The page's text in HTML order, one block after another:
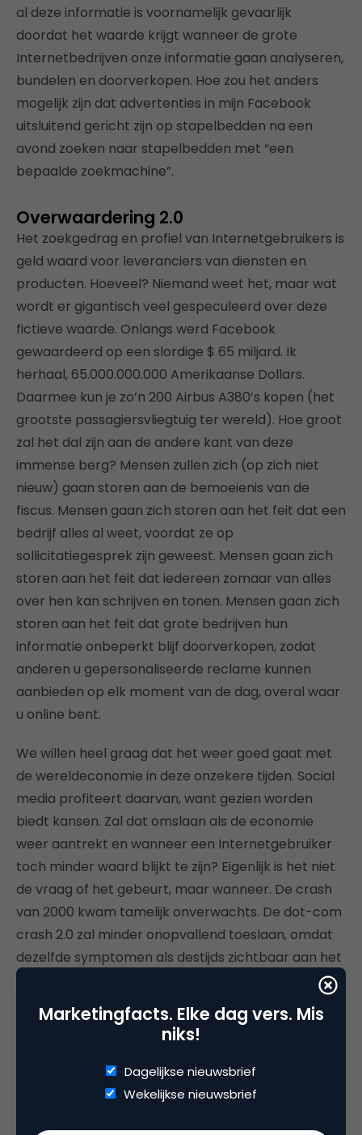
al deze informatie is voornamelijk gevaarlijk
doordat het waarde krijgt wanneer de grote
Internetbedrijven onze informatie gaan analyseren,
bundelen en doorverkopen. Hoe zou het anders
mogelijk zijn dat advertenties in mijn Facebook
uitsluitend gericht zijn op stapelbedden na een
avond zoeken naar stapelbedden met “een
bepaalde zoekmachine”.
Overwaardering 2.0
Het zoekgedrag en profiel van Internetgebruikers is
geld waard voor leveranciers van diensten en
producten. Hoeveel? Niemand weet het, maar wat
wordt er gigantisch veel gespeculeerd over deze
fictieve waarde. Onlangs werd Facebook
gewaardeerd op een slordige $ 65 miljard. Ik
herhaal, 65.000.000.000 Amerikaanse Dollars.
Daarmee kun je zo’n 200 Airbus A380’s kopen (het
grootste passagiersvliegtuig ter wereld). Hoe groot
zal het dal zijn aan de andere kant van deze
immense berg? Mensen zullen zich (op zich niet
nieuw) gaan storen aan de bemoeienis van de
fiscus. Mensen gaan zich storen aan het feit dat een
bedrijf alles al weet, voordat ze op
sollicitatiegesprek zijn geweest. Mensen gaan zich
storen aan het feit dat iedereen zomaar van alles
over hen kan schrijven en tonen. Mensen gaan zich
storen aan het feit dat grote bedrijven hun
informatie onbeperkt blijf doorverkopen, zodat
anderen u gepersonaliseerde reclame kunnen
aanbieden op elk moment van de dag, overal waar
u online bent.
We willen heel graag dat het weer goed gaat met
de wereldeconomie in deze onzekere tijden. Social
media profiteert daarvan, want gezien worden
biedt kansen. Zal dat omslaan als de economie
weer aantrekt en wanneer een Internetgebruiker
toch minder waard blijkt te zijn? Eigenlijk is het niet
de vraag of het gebeurt, maar wanneer. De crash
van 2000 kwam tamelijk onverwachts. De dot-com
crash 2.0 zal minder onopvallend toeslaan, omdat
dezelfde symptomen als destijds zichtbaar aan het
worden zijn. Neem een flinke hap lucht en hou je
adem in, want de golf zal hoog zijn en lang
aanhouden. Web 2.0 heeft ons veel gegeven, maar
klaar voor de vloedgolf en de gevolgen ervan?
Marketingfacts. Elke dag vers. Mis
niks!
Dagelijkse nieuwsbrief
Wekelijkse nieuwsbrief